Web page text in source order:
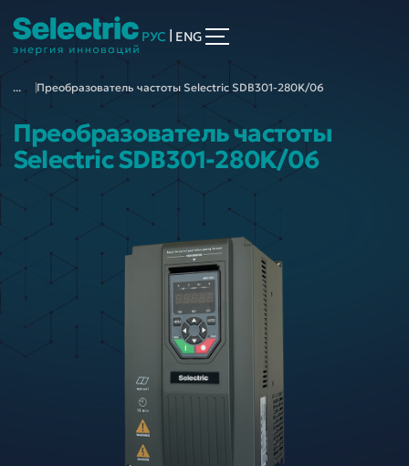
РУС ENG
... Преобразователь частоты Selectric SDB301-280K/06
Преобразователь частоты
Selectric SDB301-280K/06